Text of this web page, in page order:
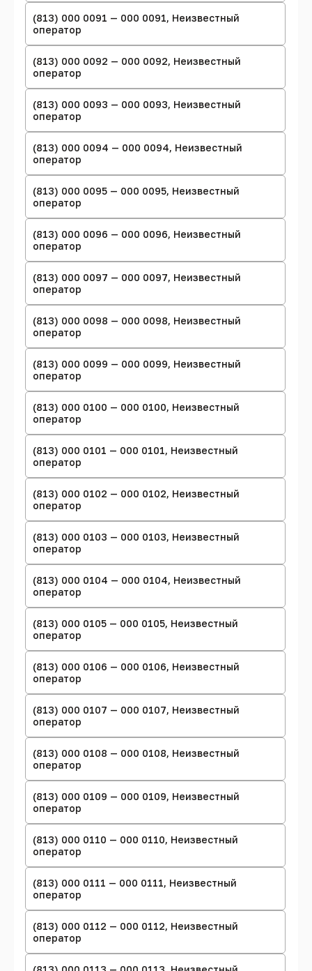
(813) 000 0091 — 000 0091, Неизвестный
оператор
(813) 000 0092 — 000 0092, Неизвестный
оператор
(813) 000 0093 — 000 0093, Неизвестный
оператор
(813) 000 0094 — 000 0094, Неизвестный
оператор
(813) 000 0095 — 000 0095, Неизвестный
оператор
(813) 000 0096 — 000 0096, Неизвестный
оператор
(813) 000 0097 — 000 0097, Неизвестный
оператор
(813) 000 0098 — 000 0098, Неизвестный
оператор
(813) 000 0099 — 000 0099, Неизвестный
оператор
(813) 000 0100 — 000 0100, Неизвестный
оператор
(813) 000 0101 — 000 0101, Неизвестный
оператор
(813) 000 0102 — 000 0102, Неизвестный
оператор
(813) 000 0103 — 000 0103, Неизвестный
оператор
(813) 000 0104 — 000 0104, Неизвестный
оператор
(813) 000 0105 — 000 0105, Неизвестный
оператор
(813) 000 0106 — 000 0106, Неизвестный
оператор
(813) 000 0107 — 000 0107, Неизвестный
оператор
(813) 000 0108 — 000 0108, Неизвестный
оператор
(813) 000 0109 — 000 0109, Неизвестный
оператор
(813) 000 0110 — 000 0110, Неизвестный
оператор
(813) 000 0111 — 000 0111, Неизвестный
оператор
(813) 000 0112 — 000 0112, Неизвестный
оператор